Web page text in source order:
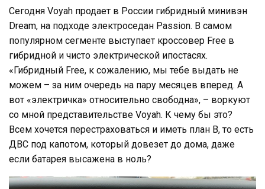
Сегодня Voyah продает в России гибридный минивэн
Dream, на подходе электроседан Passion. В самом
популярном сегменте выступает кроссовер Free в
гибридной и чисто электрической ипостасях.
«Гибридный Free, к сожалению, мы тебе выдать не
можем – за ним очередь на пару месяцев вперед. А
вот «электричка» относительно свободна», – воркуют
со мной представительстве Voyah. К чему бы это?
Всем хочется перестраховаться и иметь план В, то есть
ДВС под капотом, который довезет до дома, даже
если батарея высажена в ноль?